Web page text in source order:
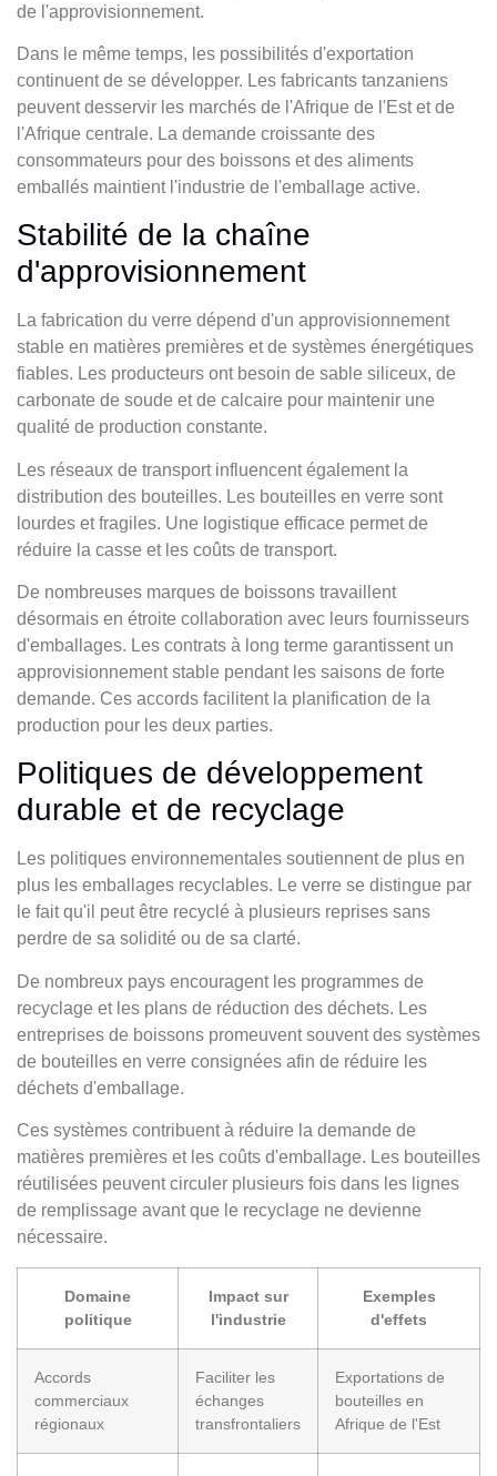
de l'approvisionnement.
Dans le même temps, les possibilités d'exportation
continuent de se développer. Les fabricants tanzaniens
peuvent desservir les marchés de l'Afrique de l'Est et de
l'Afrique centrale. La demande croissante des
consommateurs pour des boissons et des aliments
emballés maintient l'industrie de l'emballage active.
Stabilité de la chaîne
d'approvisionnement
La fabrication du verre dépend d'un approvisionnement
stable en matières premières et de systèmes énergétiques
fiables. Les producteurs ont besoin de sable siliceux, de
carbonate de soude et de calcaire pour maintenir une
qualité de production constante.
Les réseaux de transport influencent également la
distribution des bouteilles. Les bouteilles en verre sont
lourdes et fragiles. Une logistique efficace permet de
réduire la casse et les coûts de transport.
De nombreuses marques de boissons travaillent
désormais en étroite collaboration avec leurs fournisseurs
d'emballages. Les contrats à long terme garantissent un
approvisionnement stable pendant les saisons de forte
demande. Ces accords facilitent la planification de la
production pour les deux parties.
Politiques de développement
durable et de recyclage
Les politiques environnementales soutiennent de plus en
plus les emballages recyclables. Le verre se distingue par
le fait qu'il peut être recyclé à plusieurs reprises sans
perdre de sa solidité ou de sa clarté.
De nombreux pays encouragent les programmes de
recyclage et les plans de réduction des déchets. Les
entreprises de boissons promeuvent souvent des systèmes
de bouteilles en verre consignées afin de réduire les
déchets d'emballage.
Ces systèmes contribuent à réduire la demande de
matières premières et les coûts d'emballage. Les bouteilles
réutilisées peuvent circuler plusieurs fois dans les lignes
de remplissage avant que le recyclage ne devienne
nécessaire.
Domaine
politique
Impact sur
l'industrie
Exemples
d'effets
Accords
commerciaux
régionaux
Faciliter les
échanges
transfrontaliers
Exportations de
bouteilles en
Afrique de l'Est